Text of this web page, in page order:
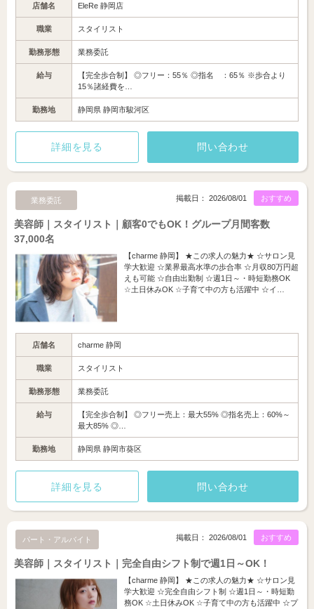
店舗名 EleRe 静岡店
職業 スタイリスト
勤務形態 業務委託
給与
【完全歩合制】 ◎フリー：55％ ◎指名 ：65％ ※歩合より
15％諸経費を…
勤務地 静岡県 静岡市駿河区
詳細を見る 問い合わせ
業務委託 おすすめ
掲載日： 2026/08/01
美容師｜スタイリスト｜顧客0でもOK！グループ月間客数
37,000名
【charme 静岡】 ★この求人の魅力★ ☆サロン見
学大歓迎 ☆業界最高水準の歩合率 ☆月収80万円超
えも可能 ☆自由出勤制 ☆週1日～・時短勤務OK
☆土日休みOK ☆子育て中の方も活躍中 ☆イ…
店舗名 charme 静岡
職業 スタイリスト
勤務形態 業務委託
給与
【完全歩合制】 ◎フリー売上：最大55% ◎指名売上：60%～
最大85% ◎…
勤務地 静岡県 静岡市葵区
詳細を見る 問い合わせ
パート・アルバイト おすすめ
掲載日： 2026/08/01
美容師｜スタイリスト｜完全自由シフト制で週1日～OK！
【charme 静岡】 ★この求人の魅力★ ☆サロン見
学大歓迎 ☆完全自由シフト制 ☆週1日～・時短勤
務OK ☆土日休みOK ☆子育て中の方も活躍中 ☆プ